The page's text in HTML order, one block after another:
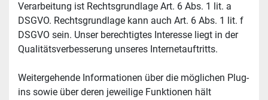
Verarbeitung ist Rechtsgrundlage Art. 6 Abs. 1 lit. a
DSGVO. Rechtsgrundlage kann auch Art. 6 Abs. 1 lit. f
DSGVO sein. Unser berechtigtes Interesse liegt in der
Qualitätsverbesserung unseres Internetauftritts.
Weitergehende Informationen über die möglichen Plug-
ins sowie über deren jeweilige Funktionen hält